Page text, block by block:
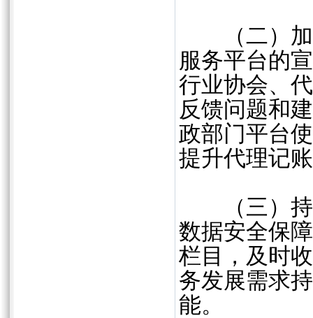
（二）加
服务平台的
行业协会、
反馈问题和
政部门平台
提升代理记
（三）持
数据安全保
栏目，及时
务发展需求
能。